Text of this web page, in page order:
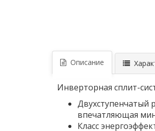
Описание
Инверторная сплит-
Двухступенчатый
впечатляющая
Класс